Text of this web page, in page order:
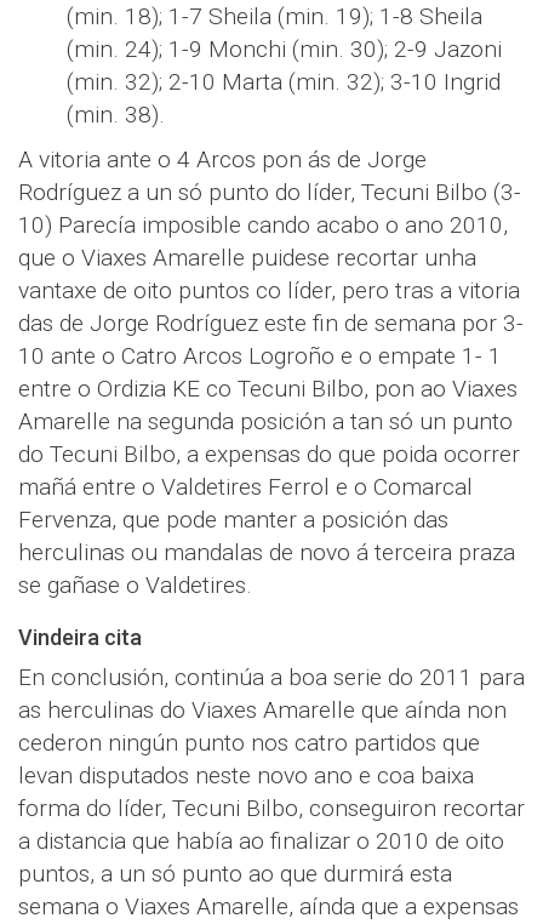
(min. 18); 1-7 Sheila (min. 19); 1-8 Sheila
(min. 24); 1-9 Monchi (min. 30); 2-9 Jazoni
(min. 32); 2-10 Marta (min. 32); 3-10 Ingrid
(min. 38).
A vitoria ante o 4 Arcos pon ás de Jorge
Rodríguez a un só punto do líder, Tecuni Bilbo (3-
10) Parecía imposible cando acabo o ano 2010,
que o Viaxes Amarelle puidese recortar unha
vantaxe de oito puntos co líder, pero tras a vitoria
das de Jorge Rodríguez este fin de semana por 3-
10 ante o Catro Arcos Logroño e o empate 1- 1
entre o Ordizia KE co Tecuni Bilbo, pon ao Viaxes
Amarelle na segunda posición a tan só un punto
do Tecuni Bilbo, a expensas do que poida ocorrer
mañá entre o Valdetires Ferrol e o Comarcal
Fervenza, que pode manter a posición das
herculinas ou mandalas de novo á terceira praza
se gañase o Valdetires.
Vindeira cita
En conclusión, continúa a boa serie do 2011 para
as herculinas do Viaxes Amarelle que aínda non
cederon ningún punto nos catro partidos que
levan disputados neste novo ano e coa baixa
forma do líder, Tecuni Bilbo, conseguiron recortar
a distancia que había ao finalizar o 2010 de oito
puntos, a un só punto ao que durmirá esta
semana o Viaxes Amarelle, aínda que a expensas